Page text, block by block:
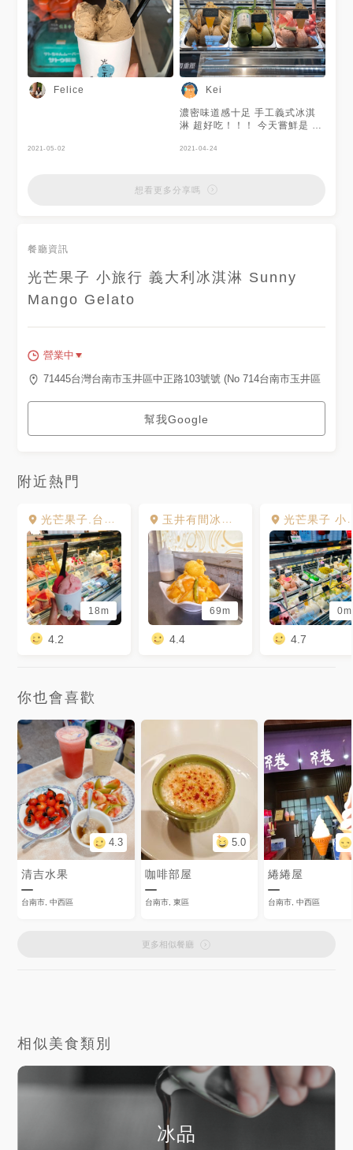
Felice
2021-05-02
Kei
濃密味道感十足 手工義式冰淇
淋 超好吃！！！ 今天嘗鮮是 北
冰淇淋 鳳梨冰淇淋 噢！！還有
2021-04-24
想看更多分享嗎
餐廳資訊
光芒果子 小旅行 義大利冰淇淋 Sunny
Mango Gelato
營業中
71445台灣台南市玉井區中正路103號號 (No 714台南市玉井區
幫我Google
附近熱門
光芒果子.台灣 小旅行 Sunny Mango Italian Gelato 玉井商圈門市
18m
4.2
玉井有間冰舖芒果冰
69m
4.4
光芒果子 小旅行 義大利冰淇淋 Sunny Mango Gelato
0m
4.7
你也會喜歡
4.3
清吉水果
台南市, 中西區
5.0
咖啡部屋
台南市, 東區
綣綣屋
台南市, 中西區
更多相似餐廳
相似美食類別
冰品